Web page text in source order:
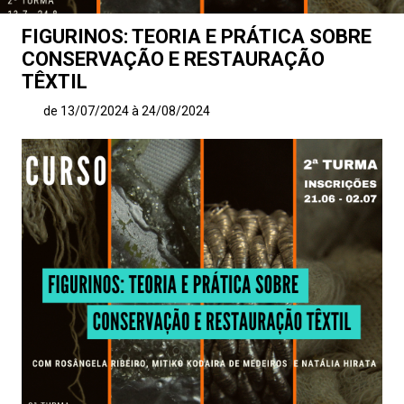
FIGURINOS: TEORIA E PRÁTICA SOBRE
CONSERVAÇÃO E RESTAURAÇÃO
TÊXTIL
de 13/07/2024 à 24/08/2024